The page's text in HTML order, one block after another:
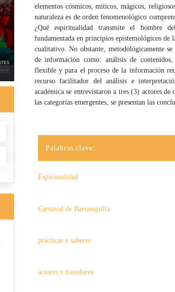
elementos cósmicos, míticos, mágicos,
naturaleza es de orden fenomenológico
¿Qué espiritualidad transmite el hombre
fundamentada en principios epistemológicos de
cualitativo. No obstante, metodológicamente
de información como: análisis de
flexible y para el proceso de la información
recurso facilitador del análisis e
académica se entrevistaron a tres (3) actores
las categorías emergentes, se presentan las
Palabras clave:
Espiritualidad
Carnaval de Barranquilla
prácticas y saberes
actores y hacedores